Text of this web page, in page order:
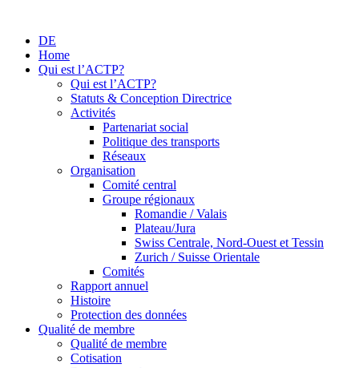
DE
Home
Qui est l’ACTP?
Qui est l’ACTP?
Statuts & Conception Directrice
Activités
Partenariat social
Politique des transports
Réseaux
Organisation
Comité central
Groupe régionaux
Romandie / Valais
Plateau/Jura
Swiss Centrale, Nord-Ouest et Tessin
Zurich / Suisse Orientale
Comités
Rapport annuel
Histoire
Protection des données
Qualité de membre
Qualité de membre
Cotisation